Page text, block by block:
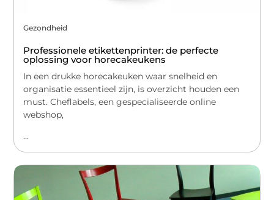
Gezondheid
Professionele etikettenprinter: de perfecte
oplossing voor horecakeukens
In een drukke horecakeuken waar snelheid en
organisatie essentieel zijn, is overzicht houden een
must. Cheflabels, een gespecialiseerde online
webshop,
...